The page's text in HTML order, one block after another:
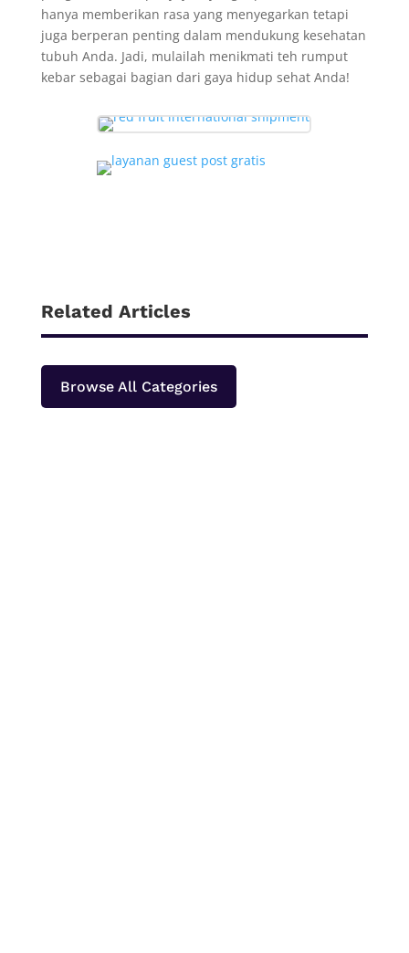
hanya memberikan rasa yang menyegarkan tetapi
juga berperan penting dalam mendukung kesehatan
tubuh Anda. Jadi, mulailah menikmati teh rumput
kebar sebagai bagian dari gaya hidup sehat Anda!
Related Articles
Browse All Categories